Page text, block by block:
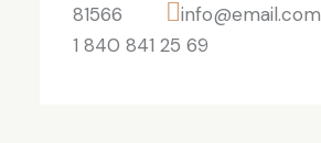
81566
info@email.com
1 840 841 25 69